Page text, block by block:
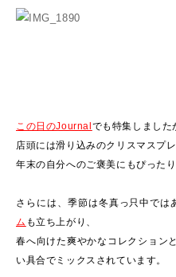
この日のJournal でも特集しました
店頭には滑り込みのクリスマスプレ
年末の自分へのご褒美にもぴった
さらには、季節は冬真っ只中では
ム も立ち上がり、
春へ向けた爽やかなコレクション
い具合でミックスされています。